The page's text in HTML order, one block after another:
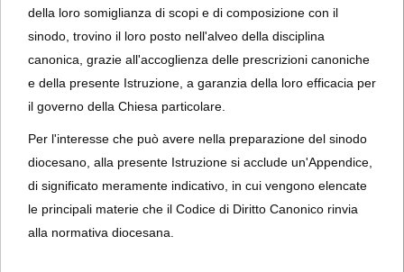
della loro somiglianza di scopi e di composizione con il
sinodo, trovino il loro posto nell'alveo della disciplina
canonica, grazie all'accoglienza delle prescrizioni canoniche
e della presente Istruzione, a garanzia della loro efficacia per
il governo della Chiesa particolare.
Per l'interesse che può avere nella preparazione del sinodo
diocesano, alla presente Istruzione si acclude un'Appendice,
di significato meramente indicativo, in cui vengono elencate
le principali materie che il Codice di Diritto Canonico rinvia
alla normativa diocesana.